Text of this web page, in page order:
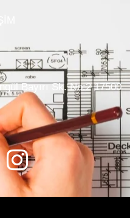
Bayırı Sk. No:2 17500